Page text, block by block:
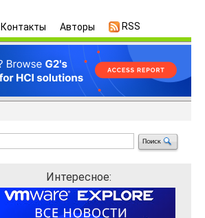
Контакты Авторы RSS
Интересное: